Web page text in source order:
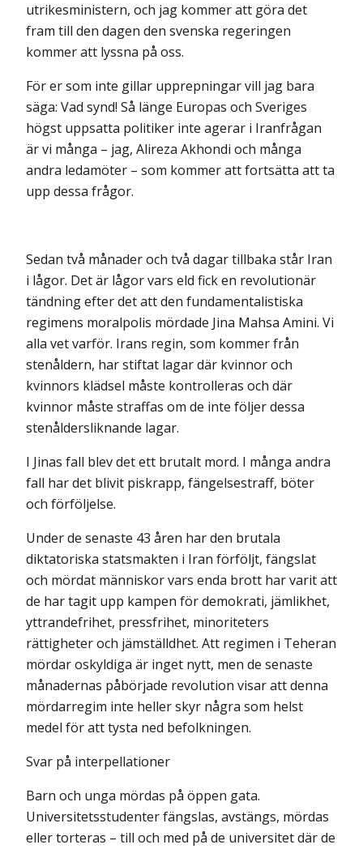
utrikesministern, och jag kommer att göra det
fram till den dagen den svenska regeringen
kommer att lyssna på oss.
För er som inte gillar upprepningar vill jag bara
säga: Vad synd! Så länge Europas och Sveriges
högst uppsatta politiker inte agerar i Iranfrågan
är vi många – jag, Alireza Akhondi och många
andra ledamöter – som kommer att fortsätta att ta
upp dessa frågor.
Sedan två månader och två dagar tillbaka står Iran
i lågor. Det är lågor vars eld fick en revolutionär
tändning efter det att den fundamentalistiska
regimens moralpolis mördade Jina Mahsa Amini. Vi
alla vet varför. Irans regin, som kommer från
stenåldern, har stiftat lagar där kvinnor och
kvinnors klädsel måste kontrolleras och där
kvinnor måste straffas om de inte följer dessa
stenåldersliknande lagar.
I Jinas fall blev det ett brutalt mord. I många andra
fall har det blivit piskrapp, fängelsestraff, böter
och förföljelse.
Under de senaste 43 åren har den brutala
diktatoriska statsmakten i Iran förföljt, fängslat
och mördat människor vars enda brott har varit att
de har tagit upp kampen för demokrati, jämlikhet,
yttrandefrihet, pressfrihet, minoriteters
rättigheter och jämställdhet. Att regimen i Teheran
mördar oskyldiga är inget nytt, men de senaste
månadernas påbörjade revolution visar att denna
mördarregim inte heller skyr några som helst
medel för att tysta ned befolkningen.
Svar på interpellationer
Barn och unga mördas på öppen gata.
Universitetsstudenter fängslas, avstängs, mördas
eller torteras – till och med på de universitet där de